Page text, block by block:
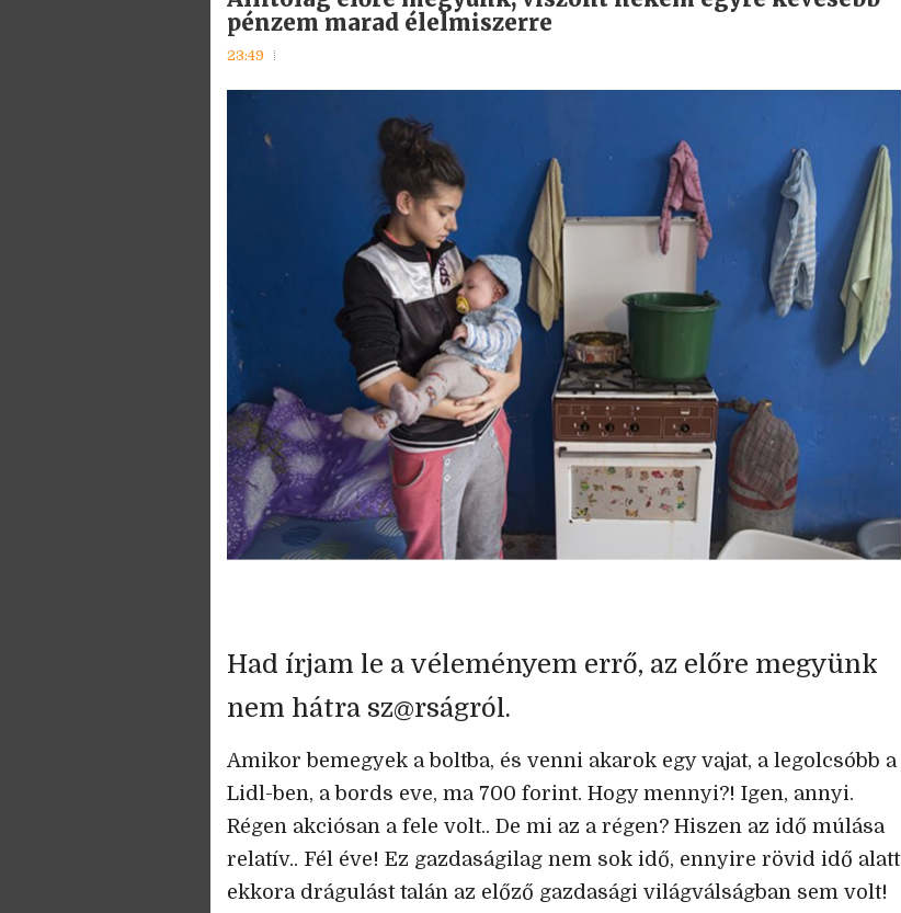
pénzem marad élelmiszerre
23:49
Had írjam le a véleményem errő, az előre megyünk
nem hátra sz@rságról.
Amikor bemegyek a boltba, és venni akarok egy vajat, a legolcsóbb a
Lidl-ben, a bords eve, ma 700 forint. Hogy mennyi?! Igen, annyi.
Régen akciósan a fele volt.. De mi az a régen? Hiszen az idő múlása
relatív.. Fél éve! Ez gazdaságilag nem sok idő, ennyire rövid idő alatt
ekkora drágulást talán az előző gazdasági világválságban sem volt!